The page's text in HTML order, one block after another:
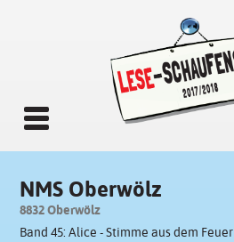
NMS Oberwölz
8832 Oberwölz
Band 45: Alice - Stimme aus dem Feuer